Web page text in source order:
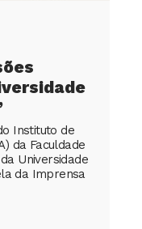
Instituto de
da Faculdade
Universidade
da Imprensa